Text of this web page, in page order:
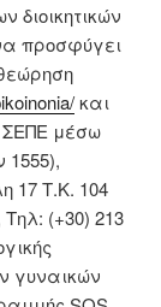
διοικητικών
προσφύγει
και
μέσω
1555),
17 Τ.Κ. 104
(+30) 213
γυναικών